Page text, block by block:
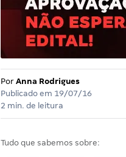
Por Anna Rodrigues
Publicado em 19/07/16
2 min. de leitura
Tudo que sabemos sobre: